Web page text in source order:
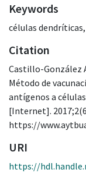
Keywords
células dendríticas,
Citation
Castillo-González
Método de
antígenos a
[Internet].
https://
URI
https://